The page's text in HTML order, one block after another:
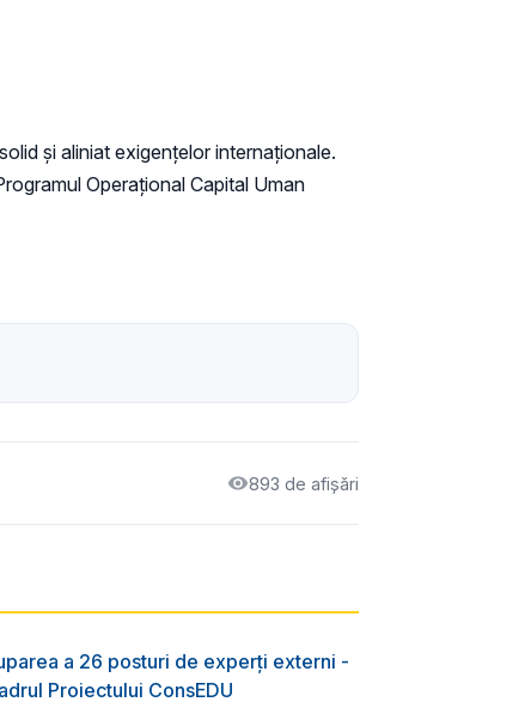
și aliniat exigențelor internaționale.
Operațional Capital Uman
893 de afișări
a 26 posturi de experți externi -
Proiectului ConsEDU